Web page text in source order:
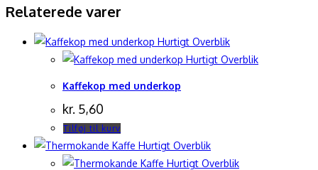
Relaterede varer
Hurtigt Overblik
Hurtigt Overblik
Kaffekop med underkop
kr. 5,60
Tilføj til kurv
Hurtigt Overblik
Hurtigt Overblik